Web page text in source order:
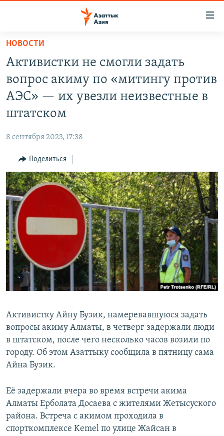
Вернуться
основному
содержанию
Вернутся
главной
Вернутся
поиску
КЫРГЫЗСТАН
ВОЙНА В УКРАИНЕ
КЫРГЫЗЧА
ЎЗБЕКЧА
ТОҶИКӢ
TÜRKMENÇE
ПОДПИШИТЕСЬ НА НАС В СОЦСЕТЯХ
Все сайты РСЕ/РС
НОВОСТИ
Активистки не смогли задать
вопрос акиму по «митингу против
АЭС» — их увезли неизвестные в
штатском
8 сентября 2023, 17:38
Поделиться
Активистку Айну Бузик, намеревавшуюся задать
вопросы акиму Алматы, в четверг задержали люди
в штатском, после чего несколько часов возили по
городу. Об этом Азаттыку сообщила в пятницу сама
Айна Бузик.
Её задержали вчера во время встречи акима
Алматы Ерболата Досаева с жителями Жетысуского
района. Встреча с акимом проходила в
спорткомплексе Kemel по улице Жайсан в